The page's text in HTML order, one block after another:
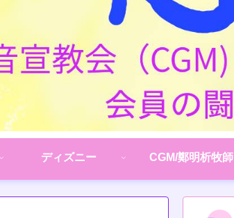
ディズニー CGM/鄭明析牧師